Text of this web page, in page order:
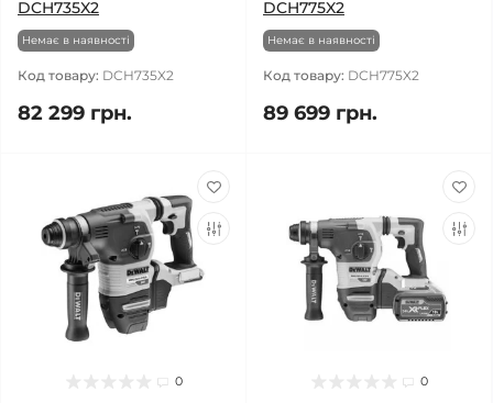
DCH735X2
Немає в наявності
Код товару: DCH735X2
82 299 грн.
DCH775X2
Немає в наявності
Код товару: DCH775X2
89 699 грн.
0 0